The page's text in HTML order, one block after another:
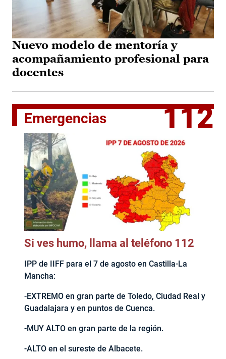
Nuevo modelo de mentoría y
acompañamiento profesional para
docentes
Emergencias 112
Si ves humo, llama al teléfono 112
IPP de IIFF para el 7 de agosto en Castilla-La
Mancha:
-EXTREMO en gran parte de Toledo, Ciudad Real y
Guadalajara y en puntos de Cuenca.
-MUY ALTO en gran parte de la región.
-ALTO en el sureste de Albacete.